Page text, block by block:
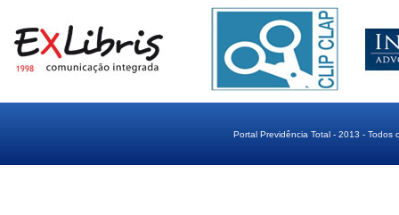
Portal Previdência Total - 2013 - Todos